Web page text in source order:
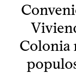
Colonia